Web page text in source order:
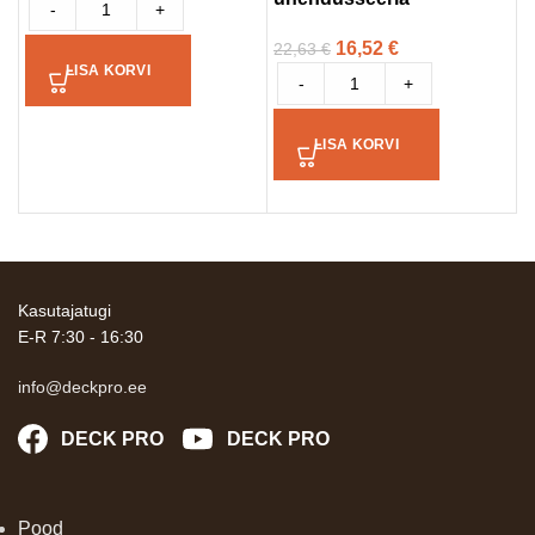
- +
LISA KORVI
22,63€ 16,52 €
- +
LISA KORVI
Kasutajatugi
E-R 7:30 - 16:30
info@deckpro.ee
DECK PRO DECK PRO
Pood